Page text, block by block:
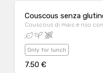
Couscous senza
Couscous di mais e riso
Only for lunch
7.50 €